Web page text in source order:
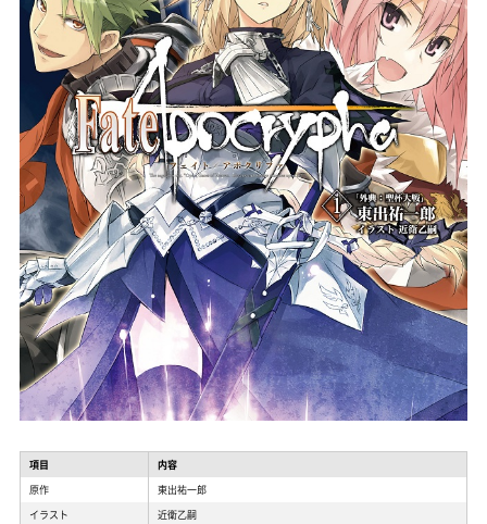
項目
内容
原作
東出祐一郎
イラスト
近衛乙嗣